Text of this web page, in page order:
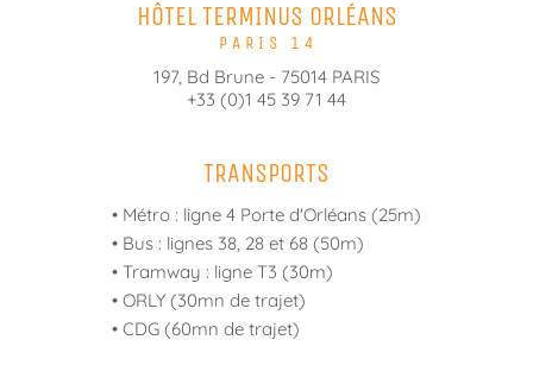
HÔTEL TERMINUS ORLÉANS
PARIS 14
197, Bd Brune - 75014 PARIS
+33 (0)1 45 39 71 44
TRANSPORTS
• Métro : ligne 4 Porte d'Orléans (25m)
• Bus : lignes 38, 28 et 68 (50m)
• Tramway : ligne T3 (30m)
• ORLY (30mn de trajet)
• CDG (60mn de trajet)